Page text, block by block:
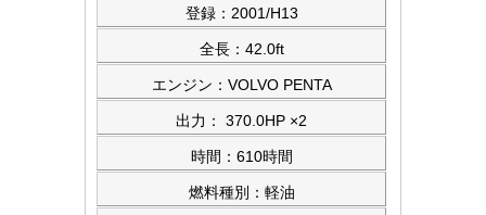
登録：2001/H13
全長：42.0ft
エンジン：VOLVO PENTA
出力： 370.0HP ×2
時間：610時間
燃料種別：軽油